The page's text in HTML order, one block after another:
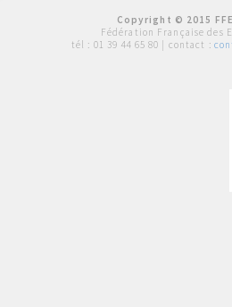
Copyright © 2015
Fédération Française des
tél : 01 39 44 65 80 | contact :